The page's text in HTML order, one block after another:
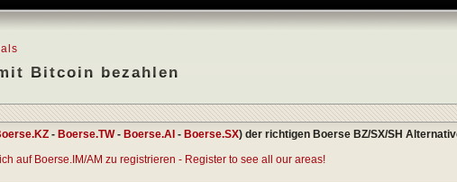
Bitcoin bezahlen
- Boerse.TW- Boerse.AI - Boerse.SX) der richtigen Boerse BZ/SX/SH
auf Boerse.IM/AM zu registrieren - Register to see all our areas!